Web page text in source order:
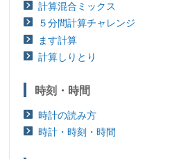
計算混合ミックス
５分間計算チャレンジ
ます計算
計算しりとり
時刻・時間
時計の読み方
時計・時刻・時間